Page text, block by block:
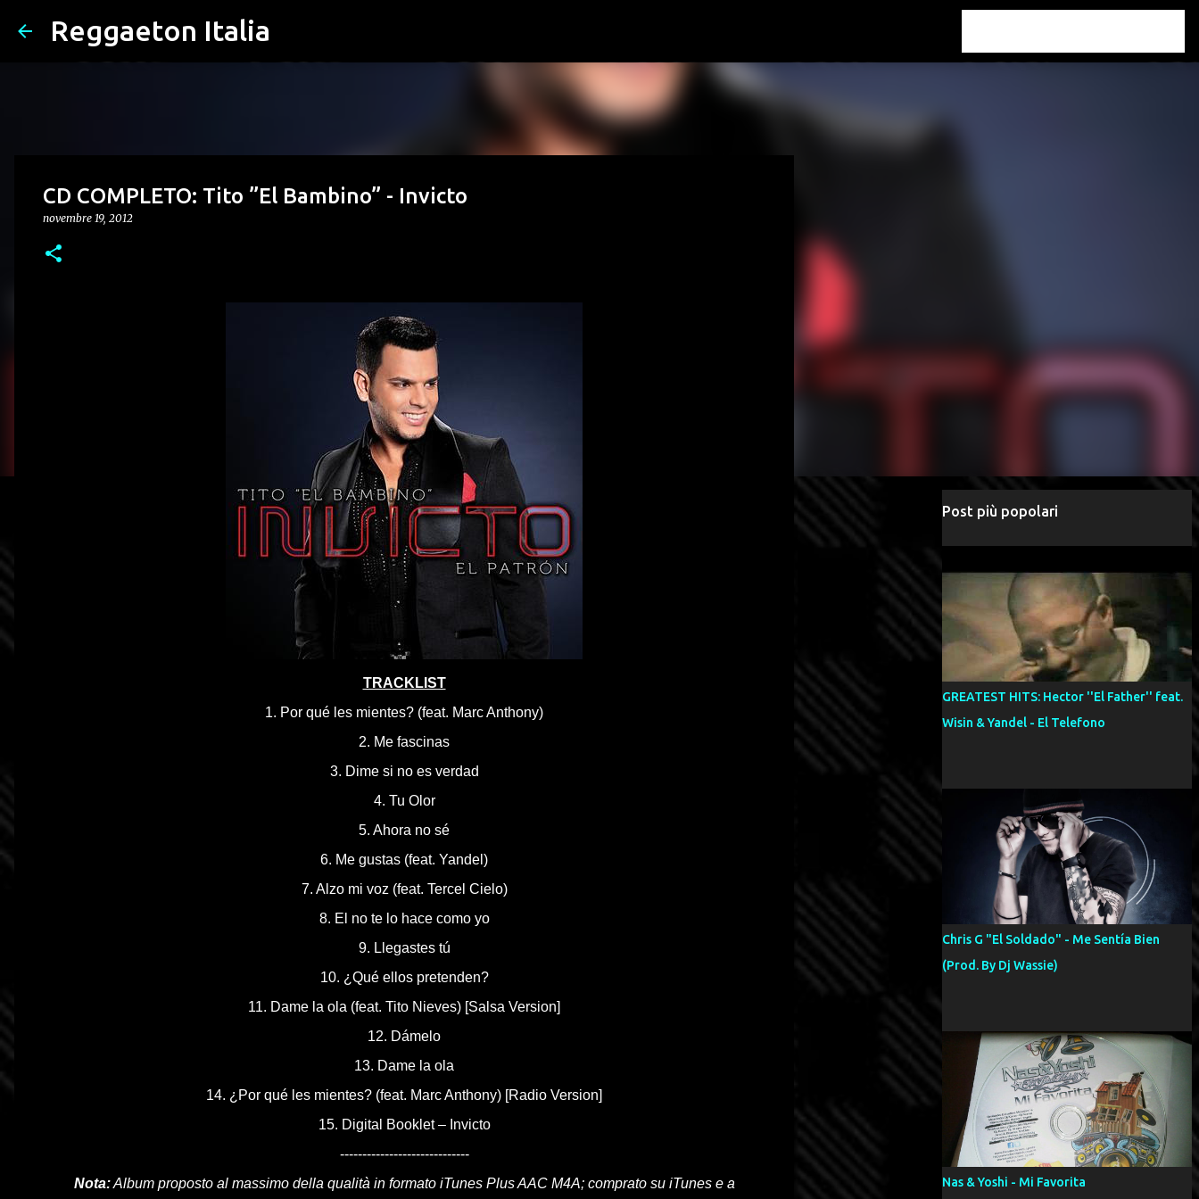
Reggaeton Italia
CD COMPLETO: Tito ”El Bambino” - Invicto
novembre 19, 2012
TRACKLIST
1. Por qué les mientes? (feat. Marc Anthony)
2. Me fascinas
3. Dime si no es verdad
4. Tu Olor
5. Ahora no sé
6. Me gustas (feat. Yandel)
7. Alzo mi voz (feat. Tercel Cielo)
8. El no te lo hace como yo
9. Llegastes tú
10. ¿Qué ellos pretenden?
11. Dame la ola (feat. Tito Nieves) [Salsa Version]
12. Dámelo
13. Dame la ola
14. ¿Por qué les mientes? (feat. Marc Anthony) [Radio Version]
15. Digital Booklet – Invicto
-----------------------------
Nota:Album proposto al massimo della qualità in formato iTunes Plus AAC M4A; comprato su iTunes e a
Post più popolari
GREATEST HITS: Hector ''El Father'' feat.
Wisin & Yandel - El Telefono
Chris G "El Soldado" - Me Sentía Bien
(Prod. By Dj Wassie)
Nas & Yoshi - Mi Favorita